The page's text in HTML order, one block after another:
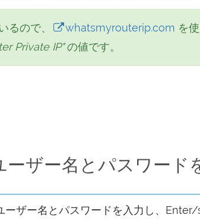
るので、 whatsmyrouterip.com を
Private IP"の値です。
ザー名とパスワード
ザー名とパスワードを入力し、